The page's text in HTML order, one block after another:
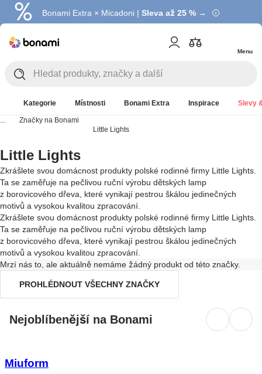
Bonami Extra × Micadoni | Sleva až 25 % →
Summer Sale | Ušetřete až 40 % →
Menu
Kategorie Místnosti Bonami Extra Inspirace Slevy
...
Značky na Bonami
Little Lights
Little Lights
Zkrášlete svou domácnost produkty polské rodinné firmy Little Lights.
Ta se zaměřuje na pečlivou ruční výrobu dětských lamp
z borovicového dřeva, které vynikají pestrou škálou jedinečných
motivů a vysokou kvalitou zpracování.
Zkrášlete svou domácnost produkty polské rodinné firmy Little Lights.
Ta se zaměřuje na pečlivou ruční výrobu dětských lamp
z borovicového dřeva, které vynikají pestrou škálou jedinečných
motivů a vysokou kvalitou zpracování.
Mrzí nás to, ale aktuálně nemáme žádný produkt od této značky.
PROHLÉDNOUT VŠECHNY ZNAČKY
Nejoblíbenější na Bonami
Miuform